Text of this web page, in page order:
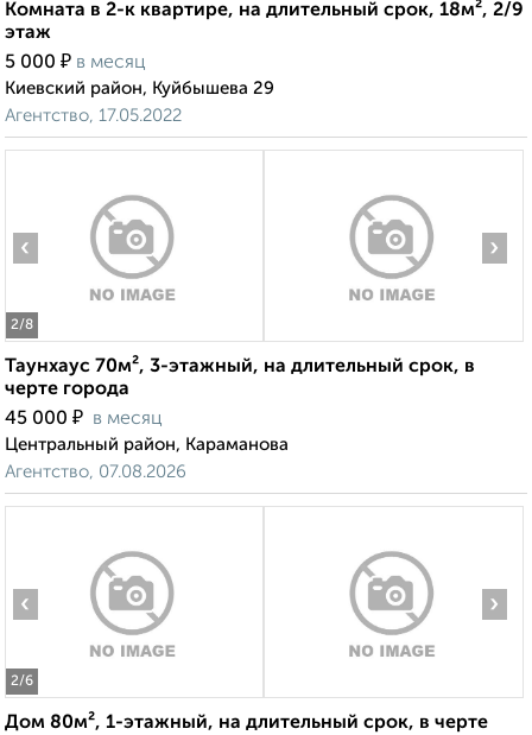
Комната в 2-к квартире, на длительный срок, 18м², 2/9
этаж
5 000 ₽ в месяц
Киевский район, Куйбышева 29
Агентство, 17.05.2022
2/8
‹ ›
Таунхаус 70м², 3-этажный, на длительный срок, в
черте города
45 000 ₽ в месяц
Центральный район, Караманова
Агентство, 07.08.2026
2/6
‹ ›
Дом 80м², 1-этажный, на длительный срок, в черте